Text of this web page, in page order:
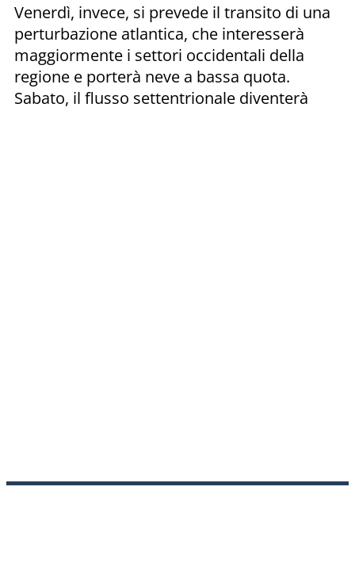
Venerdì, invece, si prevede il transito di una
perturbazione atlantica, che interesserà
maggiormente i settori occidentali della
regione e porterà neve a bassa quota.
Sabato, il flusso settentrionale diventerà